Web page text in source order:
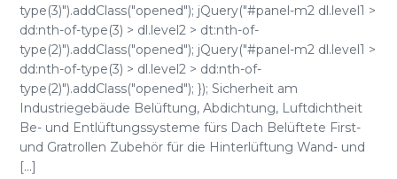
type(3)").addClass("opened"); jQuery("#panel-m2 dl.level1 >
dd:nth-of-type(3) > dl.level2 > dt:nth-of-
type(2)").addClass("opened"); jQuery("#panel-m2 dl.level1 >
dd:nth-of-type(3) > dl.level2 > dd:nth-of-
type(2)").addClass("opened"); }); Sicherheit am
Industriegebäude Belüftung, Abdichtung, Luftdichtheit
Be- und Entlüftungssysteme fürs Dach Belüftete First-
und Gratrollen Zubehör für die Hinterlüftung Wand- und
[...]